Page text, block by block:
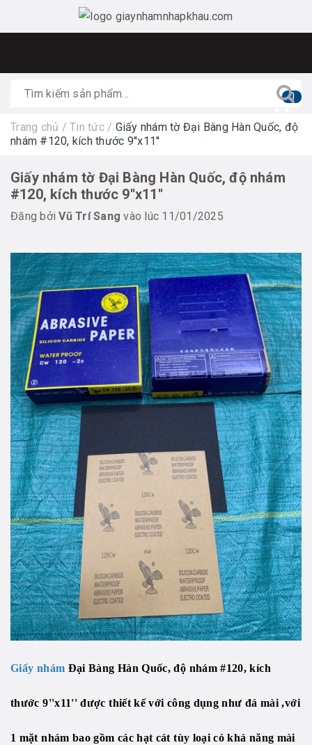
0
Trang chủ / Tin tức / Giấy nhám tờ Đại Bàng Hàn Quốc, độ
nhám #120, kích thước 9''x11''
Giấy nhám tờ Đại Bàng Hàn Quốc, độ nhám
#120, kích thước 9''x11''
Đăng bởiVũ Trí Sang vào lúc 11/01/2025
Giấy nhám Đại Bàng Hàn Quốc, độ nhám #120, kích
thước 9''x11'' được thiết kế với công dụng như đá mài ,với
1 mặt nhám bao gồm các hạt cát tùy loại cỏ khả năng mài